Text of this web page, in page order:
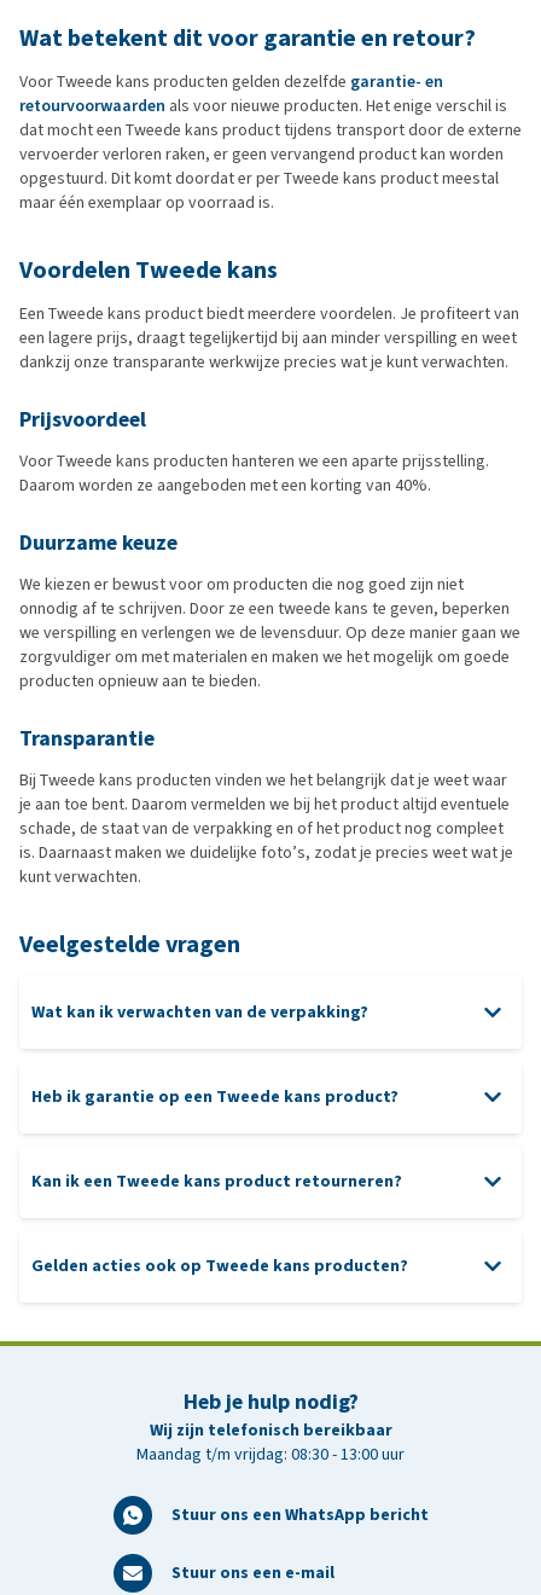
Wat betekent dit voor garantie en retour?
Voor Tweede kans producten gelden dezelfde garantie- en
retourvoorwaarden als voor nieuwe producten. Het enige verschil is
dat mocht een Tweede kans product tijdens transport door de externe
vervoerder verloren raken, er geen vervangend product kan worden
opgestuurd. Dit komt doordat er per Tweede kans product meestal
maar één exemplaar op voorraad is.
Voordelen Tweede kans
Een Tweede kans product biedt meerdere voordelen. Je profiteert van
een lagere prijs, draagt tegelijkertijd bij aan minder verspilling en weet
dankzij onze transparante werkwijze precies wat je kunt verwachten.
Prijsvoordeel
Voor Tweede kans producten hanteren we een aparte prijsstelling.
Daarom worden ze aangeboden met een korting van 40%.
Duurzame keuze
We kiezen er bewust voor om producten die nog goed zijn niet
onnodig af te schrijven. Door ze een tweede kans te geven, beperken
we verspilling en verlengen we de levensduur. Op deze manier gaan we
zorgvuldiger om met materialen en maken we het mogelijk om goede
producten opnieuw aan te bieden.
Transparantie
Bij Tweede kans producten vinden we het belangrijk dat je weet waar
je aan toe bent. Daarom vermelden we bij het product altijd eventuele
schade, de staat van de verpakking en of het product nog compleet
is. Daarnaast maken we duidelijke foto’s, zodat je precies weet wat je
kunt verwachten.
Veelgestelde vragen
Wat kan ik verwachten van de verpakking?
goed is afgesloten, zodat het product veilig kan worden
opslag en transport.
Heb ik garantie op een Tweede kans product?
Kan ik een Tweede kans product retourneren?
Gelden acties ook op Tweede kans producten?
Heb je hulp nodig?
Wij zijn telefonisch bereikbaar
Maandag t/m vrijdag: 08:30 - 13:00 uur
Stuur ons een WhatsApp bericht
Stuur ons een e-mail